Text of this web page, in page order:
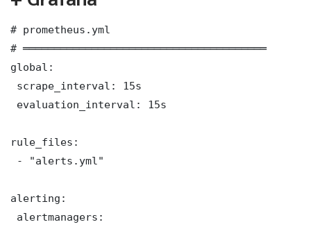
# prometheus.yml
# ═══════════════════════════════════════
global:
scrape_interval: 15s
evaluation_interval: 15s
rule_files:
- "alerts.yml"
alerting:
alertmanagers: